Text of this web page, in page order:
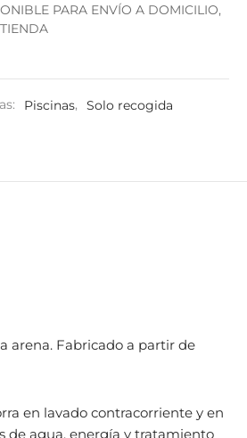
PARA ENVÍO A DOMICILIO,
Piscinas,
Solo recogida
arena. Fabricado a partir de
en lavado contracorriente y en
de agua, energía y tratamiento